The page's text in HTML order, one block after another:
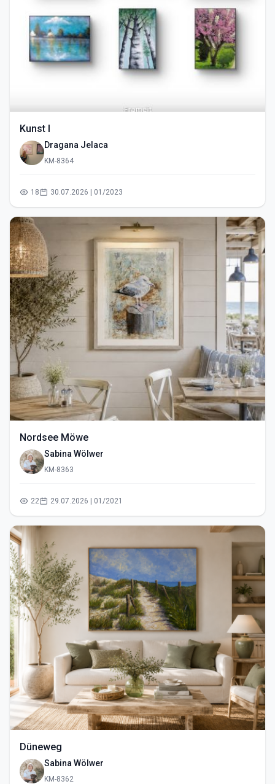
Kunst I
Dragana Jelaca
KM-8364
18 30.07.2026 | 01/2023
Nordsee Möwe
Sabina Wölwer
KM-8363
22 29.07.2026 | 01/2021
Düneweg
Sabina Wölwer
KM-8362